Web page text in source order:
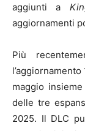
aggiunti a
aggiornamenti
Più
l’aggiornamento
maggio
delle tre
2025. Il DLC